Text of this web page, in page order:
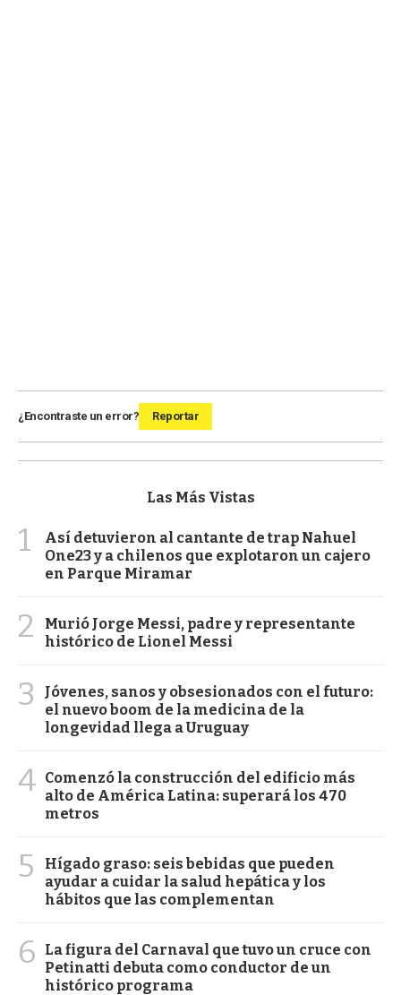
¿Encontraste un error? Reportar
Las Más Vistas
1
Así detuvieron al cantante de trap Nahuel
One23 y a chilenos que explotaron un cajero
en Parque Miramar
2
Murió Jorge Messi, padre y representante
histórico de Lionel Messi
3
Jóvenes, sanos y obsesionados con el futuro:
el nuevo boom de la medicina de la
longevidad llega a Uruguay
4 Comenzó la construcción del edificio más
alto de América Latina: superará los 470
metros
5
Hígado graso: seis bebidas que pueden
ayudar a cuidar la salud hepática y los
hábitos que las complementan
6
La figura del Carnaval que tuvo un cruce con
Petinatti debuta como conductor de un
histórico programa